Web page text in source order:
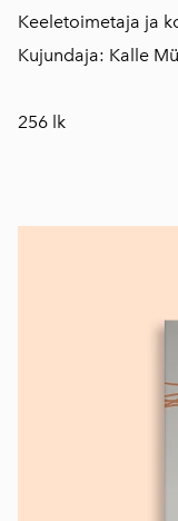
Keeletoimetaja ja
Kujundaja: Kalle
256 lk